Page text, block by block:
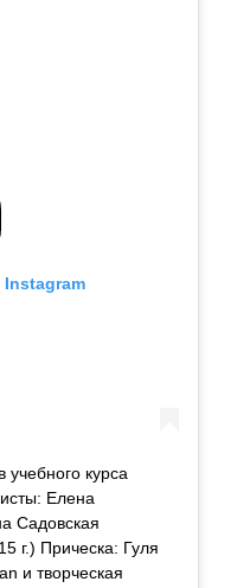
учебного курса
Елена
Садовская
г.) Прическа: Гуля
и творческая